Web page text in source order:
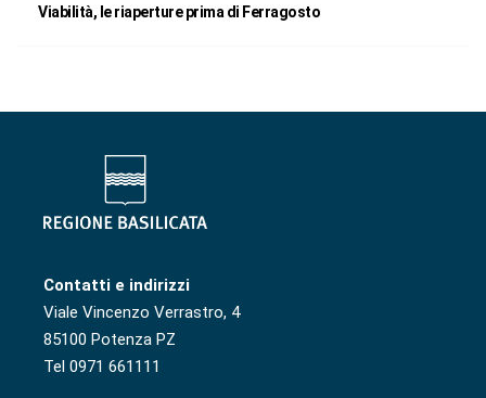
Viabilità, le riaperture prima di Ferragosto
Contatti e indirizzi
Viale Vincenzo Verrastro, 4
85100 Potenza PZ
Tel 0971 661111